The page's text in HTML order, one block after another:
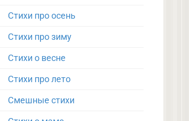
Стихи про осень
Стихи про зиму
Стихи о весне
Стихи про лето
Смешные стихи